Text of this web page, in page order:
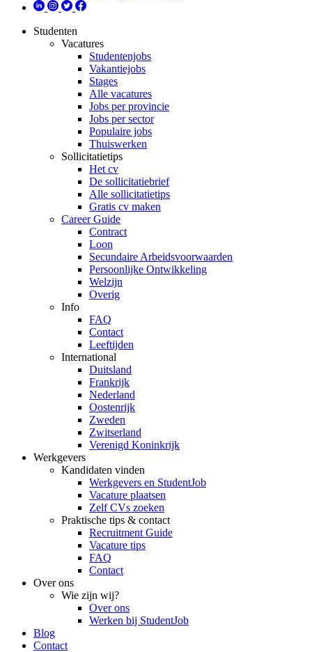
Studenten
Vacatures
Studentenjobs
Vakantiejobs
Stages
Alle vacatures
Jobs per provincie
Jobs per sector
Populaire jobs
Thuiswerken
Sollicitatietips
Het cv
De sollicitatiebrief
Alle sollicitatietips
Gratis cv maken
Career Guide
Contract
Loon
Secundaire Arbeidsvoorwaarden
Persoonlijke Ontwikkeling
Welzijn
Overig
Info
FAQ
Contact
Leeftijden
International
Duitsland
Frankrijk
Nederland
Oostenrijk
Zweden
Zwitserland
Verenigd Koninkrijk
Werkgevers
Kandidaten vinden
Werkgevers en StudentJob
Vacature plaatsen
Zelf CVs zoeken
Praktische tips & contact
Recruitment Guide
Vacature tips
FAQ
Contact
Over ons
Wie zijn wij?
Over ons
Werken bij StudentJob
Blog
Contact